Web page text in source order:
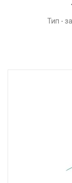
Тип -